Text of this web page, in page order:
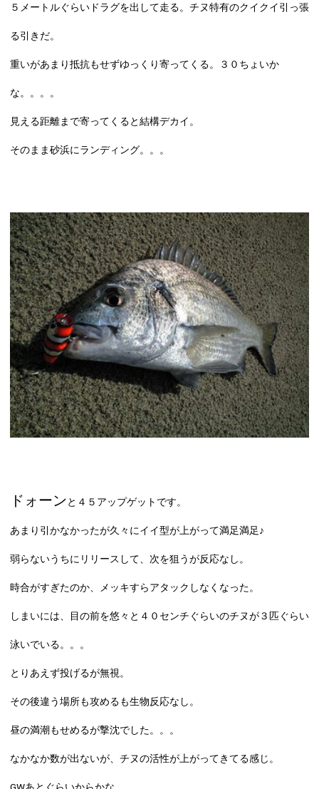
５メートルぐらいドラグを出して走る。チヌ特有のクイクイ引っ張
る引きだ。
重いがあまり抵抗もせずゆっくり寄ってくる。３０ちょいか
な。。。。
見える距離まで寄ってくると結構デカイ。
そのまま砂浜にランディング。。。
ドォーンと４５アップゲットです。
あまり引かなかったが久々にイイ型が上がって満足満足♪
弱らないうちにリリースして、次を狙うが反応なし。
時合がすぎたのか、メッキすらアタックしなくなった。
しまいには、目の前を悠々と４０センチぐらいのチヌが３匹ぐらい
泳いでいる。。。
とりあえず投げるが無視。
その後違う場所も攻めるも生物反応なし。
昼の満潮もせめるが撃沈でした。。。
なかなか数が出ないが、チヌの活性が上がってきてる感じ。